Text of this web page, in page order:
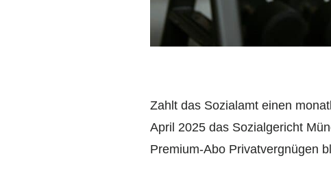
Zahlt das Sozialamt einen
April 2025 das Sozialgericht
Premium-Abo Privatvergnügen